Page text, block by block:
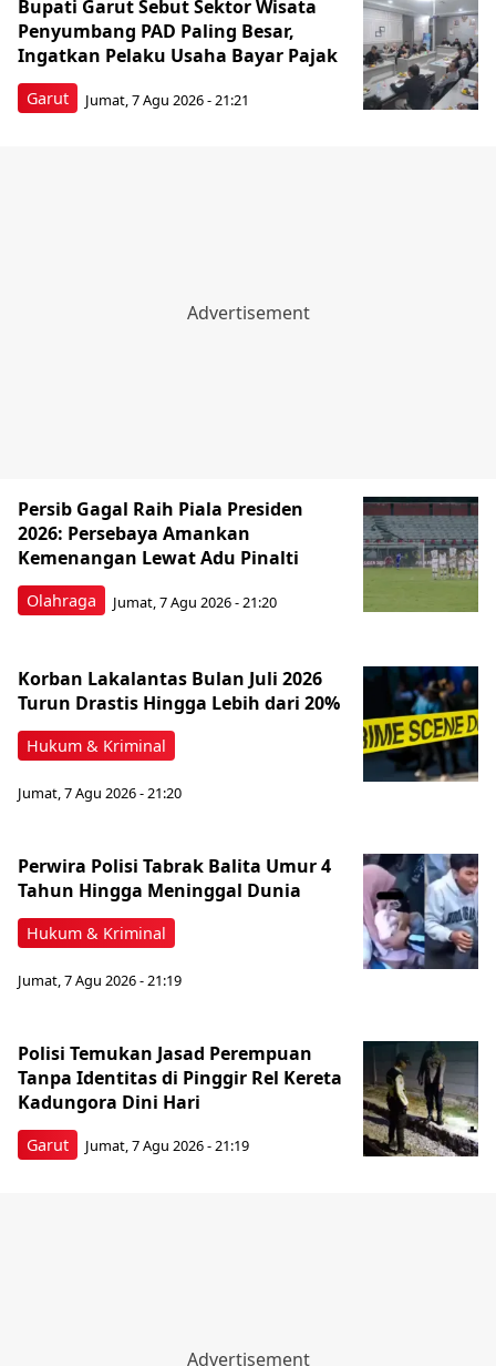
Garut
Bupati Garut Sebut Sektor Wisata
Penyumbang PAD Paling Besar,
Ingatkan Pelaku Usaha Bayar Pajak
Jumat, 7 Agu 2026 - 21:21
Olahraga
Persib Gagal Raih Piala Presiden
2026: Persebaya Amankan
Kemenangan Lewat Adu Pinalti
Jumat, 7 Agu 2026 - 21:20
Hukum & Kriminal
Korban Lakalantas Bulan Juli 2026
Turun Drastis Hingga Lebih dari 20%
Jumat, 7 Agu 2026 - 21:20
Hukum & Kriminal
Perwira Polisi Tabrak Balita Umur 4
Tahun Hingga Meninggal Dunia
Jumat, 7 Agu 2026 - 21:19
Garut
Polisi Temukan Jasad Perempuan
Tanpa Identitas di Pinggir Rel Kereta
Kadungora Dini Hari
Jumat, 7 Agu 2026 - 21:19